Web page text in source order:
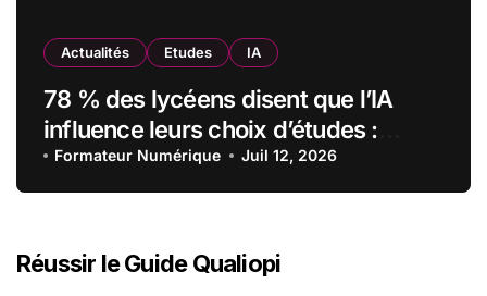
Actualités Etudes IA
78 % des lycéens disent que l’IA
influence leurs choix d’études :
MyUnisoft lance Capturia, le premier
observatoire francophone de
l’intelligence artificielle
Formateur Numérique Juil 12, 2026
Réussir le Guide Qualiopi